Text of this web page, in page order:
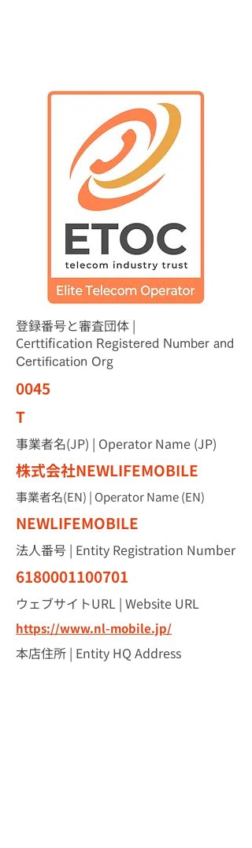
登録番号と審査団体 |
Certtification Registered Number and
Certification Org
0045
T
事業者名(JP) | Operator Name (JP)
株式会社NEWLIFEMOBILE
事業者名(EN) | Operator Name (EN)
NEWLIFEMOBILE
法人番号 | Entity Registration Number
6180001100701
ウェブサイトURL | Website URL
https://www.nl-mobile.jp/
本店​住所 | Entity HQ Address